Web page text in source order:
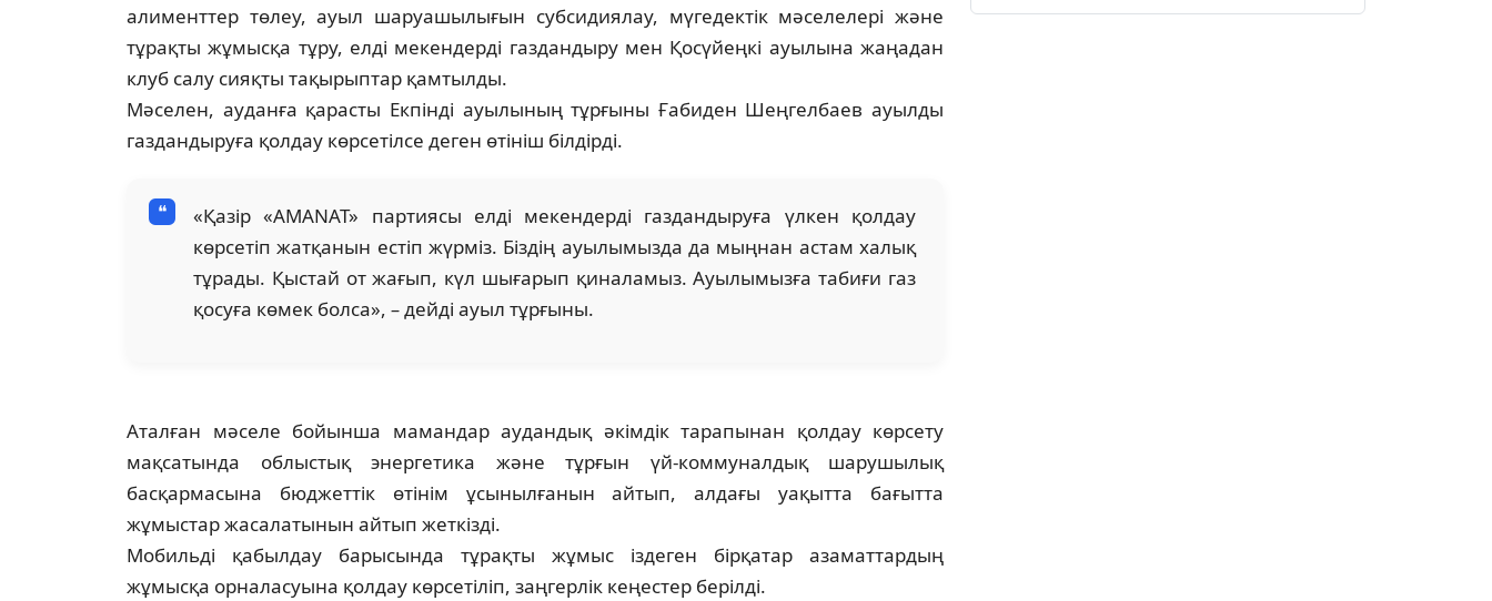
алименттер төлеу, ауыл шаруашылығын субсидиялау, мүгедектік мәселелері және
тұрақты жұмысқа тұру, елді мекендерді газдандыру мен Қосүйеңкі ауылына жаңадан
клуб салу сияқты тақырыптар қамтылды.
Мәселен, ауданға қарасты Екпінді ауылының тұрғыны Ғабиден Шеңгелбаев ауылды
газдандыруға қолдау көрсетілсе деген өтініш білдірді.
«Қазір «AMANAT» партиясы елді мекендерді газдандыруға үлкен қолдау
көрсетіп жатқанын естіп жүрміз. Біздің ауылымызда да мыңнан астам халық
тұрады. Қыстай от жағып, күл шығарып қиналамыз. Ауылымызға табиғи газ
қосуға көмек болса», –дейді ауыл тұрғыны.
Аталған мәселе бойынша мамандар аудандық әкімдік тарапынан қолдау көрсету
мақсатында облыстық энергетика және тұрғын үй-коммуналдық шарушылық
басқармасына бюджеттік өтінім ұсынылғанын айтып, алдағы уақытта бағытта
жұмыстар жасалатынын айтып жеткізді.
Мобильді қабылдау барысында тұрақты жұмыс іздеген бірқатар азаматтардың
жұмысқа орналасуына қолдау көрсетіліп, заңгерлік кеңестер берілді.